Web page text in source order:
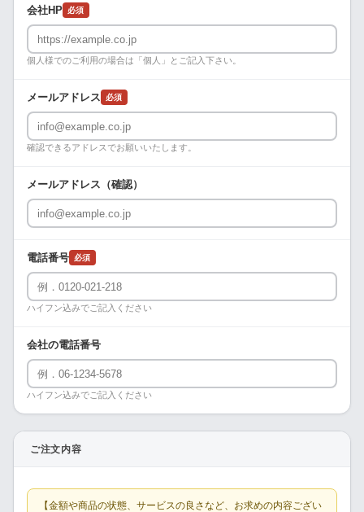
会社HP 必須
個人様でのご利用の場合は「個人」とご記入下さい。
メールアドレス 必須
確認できるアドレスでお願いいたします。
メールアドレス（確認）
電話番号 必須
ハイフン込みでご記入ください
会社の電話番号
ハイフン込みでご記入ください
ご注文内容
【金額や商品の状態、サービスの良さなど、お求めの内容ござい